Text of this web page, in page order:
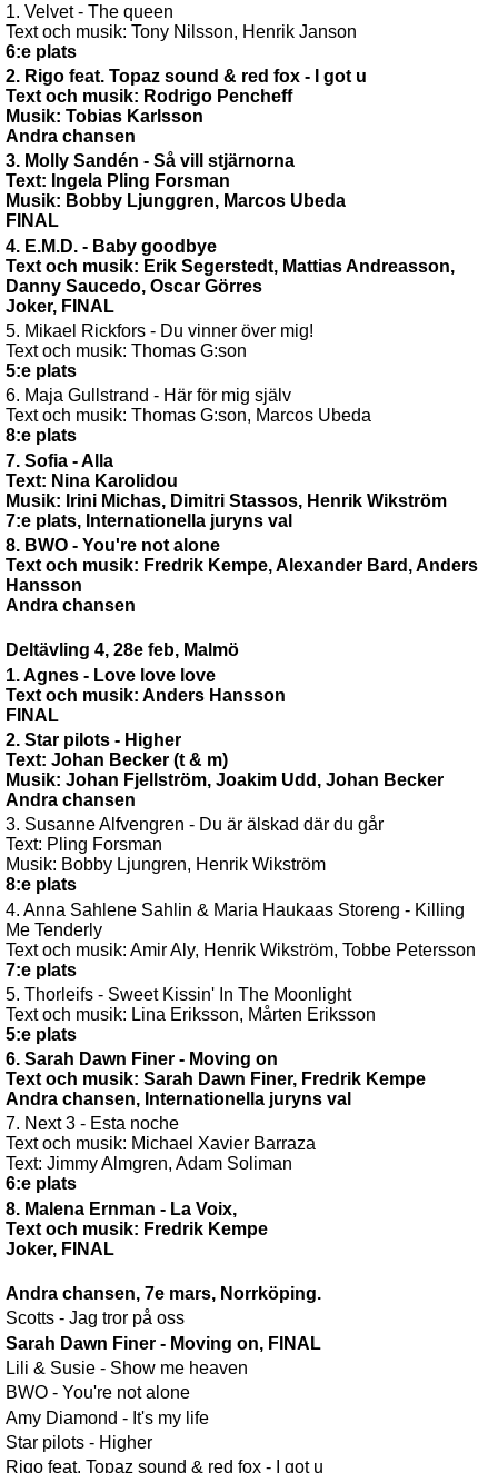
1. Velvet - The queen
Text och musik: Tony Nilsson, Henrik Janson
6:e plats
2. Rigo feat. Topaz sound & red fox - I got u
Text och musik: Rodrigo Pencheff
Musik: Tobias Karlsson
Andra chansen
3. Molly Sandén - Så vill stjärnorna
Text: Ingela Pling Forsman
Musik: Bobby Ljunggren, Marcos Ubeda
FINAL
4. E.M.D. - Baby goodbye
Text och musik: Erik Segerstedt, Mattias Andreasson,
Danny Saucedo, Oscar Görres
Joker, FINAL
5. Mikael Rickfors - Du vinner över mig!
Text och musik: Thomas G:son
5:e plats
6. Maja Gullstrand - Här för mig själv
Text och musik: Thomas G:son, Marcos Ubeda
8:e plats
7. Sofia - Alla
Text: Nina Karolidou
Musik: Irini Michas, Dimitri Stassos, Henrik Wikström
7:e plats, Internationella juryns val
8. BWO - You're not alone
Text och musik: Fredrik Kempe, Alexander Bard, Anders
Hansson
Andra chansen
Deltävling 4, 28e feb, Malmö
1. Agnes - Love love love
Text och musik: Anders Hansson
FINAL
2. Star pilots - Higher
Text: Johan Becker (t & m)
Musik: Johan Fjellström, Joakim Udd, Johan Becker
Andra chansen
3. Susanne Alfvengren - Du är älskad där du går
Text: Pling Forsman
Musik: Bobby Ljungren, Henrik Wikström
8:e plats
4. Anna Sahlene Sahlin & Maria Haukaas Storeng - Killing
Me Tenderly
Text och musik: Amir Aly, Henrik Wikström, Tobbe Petersson
7:e plats
5. Thorleifs - Sweet Kissin' In The Moonlight
Text och musik: Lina Eriksson, Mårten Eriksson
5:e plats
6. Sarah Dawn Finer - Moving on
Text och musik: Sarah Dawn Finer, Fredrik Kempe
Andra chansen, Internationella juryns val
7. Next 3 - Esta noche
Text och musik: Michael Xavier Barraza
Text: Jimmy Almgren, Adam Soliman
6:e plats
8. Malena Ernman - La Voix,
Text och musik: Fredrik Kempe
Joker, FINAL
Andra chansen, 7e mars, Norrköping.
Scotts - Jag tror på oss
Sarah Dawn Finer - Moving on, FINAL
Lili & Susie - Show me heaven
BWO - You're not alone
Amy Diamond - It's my life
Star pilots - Higher
Rigo feat. Topaz sound & red fox - I got u